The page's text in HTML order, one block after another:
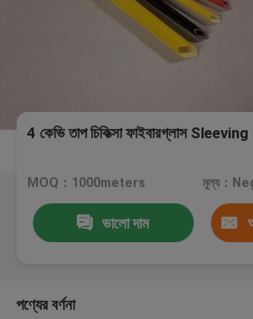
4 কেভি তাপ চিকিত্সা ফাইবারগ্লাস Sleeving
MOQ：1000meters মূল্য：
ভালো দাম
পণ্যের বর্ণনা